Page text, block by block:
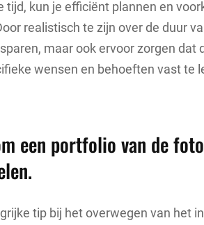
tijd, kun je efficiënt plannen en
realistisch te zijn over de duur
maar ook ervoor zorgen
wensen en behoeften vast te
een portfolio van de
tip bij het overwegen van het